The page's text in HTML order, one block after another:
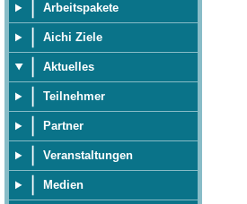
Arbeitspakete
Aichi Ziele
Aktuelles
Teilnehmer
Partner
Veranstaltungen
Medien